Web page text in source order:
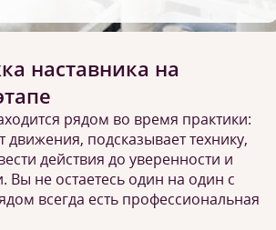
наставника на
рядом во время практики:
движения, подсказывает технику,
действия до уверенности и
Вы не остаетесь один на один с
всегда есть профессиональная